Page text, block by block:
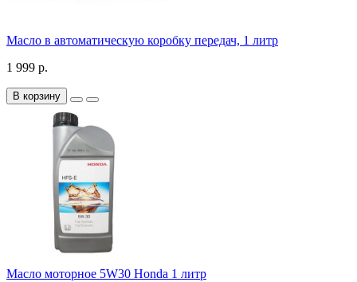
Масло в автоматическую коробку передач, 1 литр
1 999 р.
В корзину
Масло моторное 5W30 Honda 1 литр